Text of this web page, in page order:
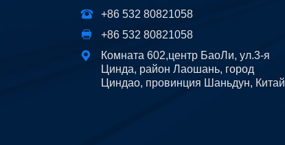
+86 532 80821058
+86 532 80821058
Комната 602,центр БаоЛи, ул.3-я
Цинда, район Лаошань, город
Циндао, провинция Шаньдун, Китай